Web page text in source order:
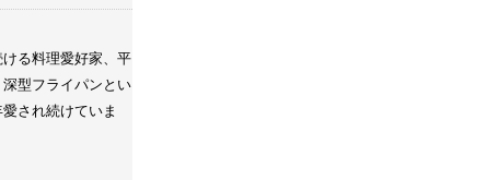
る料理愛好家、平
型フライパンとい
され続けていま